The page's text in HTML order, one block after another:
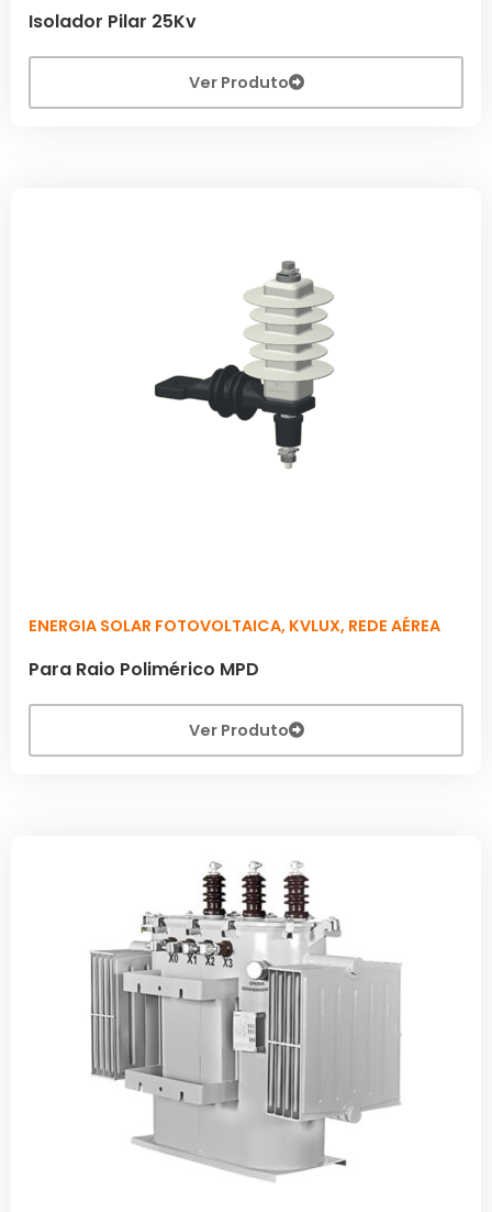
Isolador Pilar 25Kv
Ver Produto
ENERGIA SOLAR FOTOVOLTAICA, KVLUX, REDE AÉREA
Para Raio Polimérico MPD
Ver Produto